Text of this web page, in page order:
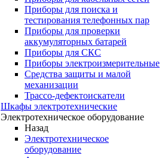
Приборы для поиска и
тестирования телефонных пар
Приборы для проверки
аккумуляторных батарей
Приборы для СКС
Приборы электроизмерительные
Средства защиты и малой
механизации
Трассо-дефектоискатели
Шкафы электротехнические
Электротехническое оборудование
Назад
Электротехническое
оборудование